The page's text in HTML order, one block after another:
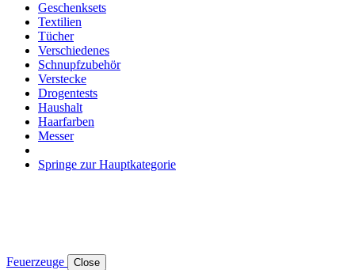
Geschenksets
Textilien
Tücher
Verschiedenes
Schnupfzubehör
Verstecke
Drogentests
Haushalt
Haarfarben
Messer
Springe zur Hauptkategorie
Feuerzeuge Close